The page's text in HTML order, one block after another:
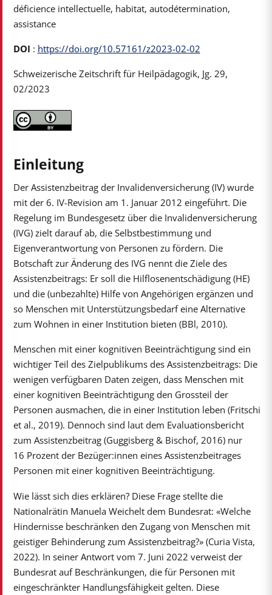
déficience intellectuelle, habitat, autodétermination,
assistance
DOI : https://doi.org/10.57161/z2023-02-02
Schweizerische Zeitschrift für Heilpädagogik, Jg. 29,
02/2023
Einleitung
Der Assistenzbeitrag der Invalidenversicherung (IV) wurde
mit der 6. IV-Revision am 1. Januar 2012 eingeführt. Die
Regelung im Bundesgesetz über die Invalidenversicherung
(IVG) zielt darauf ab, die Selbstbestimmung und
Eigenverantwortung von Personen zu fördern. Die
Botschaft zur Änderung des IVG nennt die Ziele des
Assistenzbeitrags: Er soll die Hilflosenentschädigung (HE)
und die (unbezahlte) Hilfe von Angehörigen ergänzen und
so Menschen mit Unterstützungsbedarf eine Alternative
zum Wohnen in einer Institution bieten (BBl, 2010).
Menschen mit einer kognitiven Beeinträchtigung sind ein
wichtiger Teil des Zielpublikums des Assistenzbeitrags: Die
wenigen verfügbaren Daten zeigen, dass Menschen mit
einer kognitiven Beeinträchtigung den Grossteil der
Personen ausmachen, die in einer Institution leben (Fritschi
et al., 2019). Dennoch sind laut dem Evaluationsbericht
zum Assistenzbeitrag (Guggisberg & Bischof, 2016) nur
16 Prozent der Bezüger:innen eines Assistenzbeitrages
Personen mit einer kognitiven Beeinträchtigung.
Wie lässt sich dies erklären? Diese Frage stellte die
Nationalrätin Manuela Weichelt dem Bundesrat: «Welche
Hindernisse beschränken den Zugang von Menschen mit
geistiger Behinderung zum Assistenzbeitrag?» (Curia Vista,
2022). In seiner Antwort vom 7. Juni 2022 verweist der
Bundesrat auf Beschränkungen, die für Personen mit
eingeschränkter Handlungsfähigkeit gelten. Diese